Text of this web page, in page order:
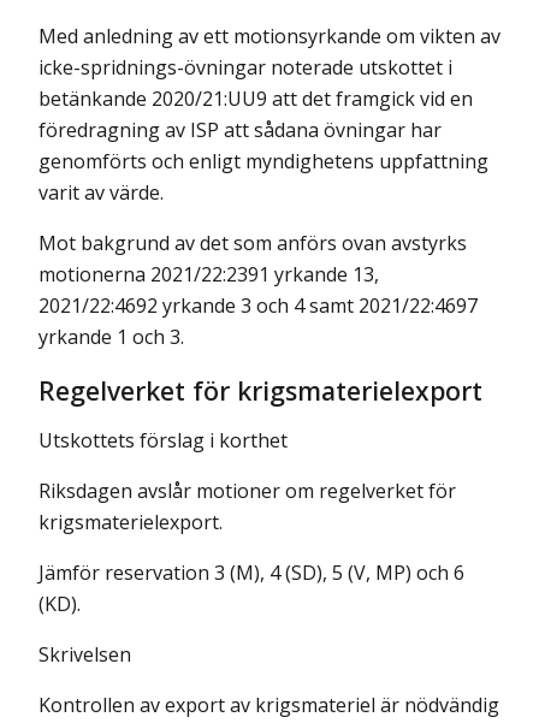
Med anledning av ett motionsyrkande om vikten av
icke-spridnings-övningar noterade utskottet i
betänkande 2020/21:UU9 att det framgick vid en
föredragning av ISP att sådana övningar har
genomförts och enligt myndighetens uppfattning
varit av värde.
Mot bakgrund av det som anförs ovan avstyrks
motionerna 2021/22:2391 yrkande 13,
2021/22:4692 yrkande 3 och 4 samt 2021/22:4697
yrkande 1 och 3.
Regelverket för krigsmaterielexport
Utskottets förslag i korthet
Riksdagen avslår motioner om regelverket för
krigsmaterielexport.
Jämför reservation 3 (M), 4 (SD), 5 (V, MP) och 6
(KD).
Skrivelsen
Kontrollen av export av krigsmateriel är nödvändig